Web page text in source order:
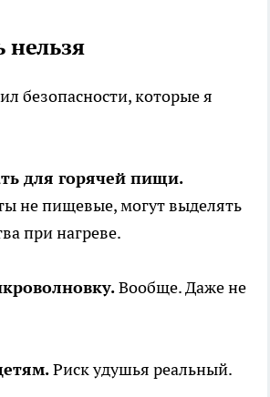
нельзя
безопасности, которые я
для горячей пищи.
не пищевые, могут выделять
при нагреве.
Вообще. Даже не
Риск удушья реальный.